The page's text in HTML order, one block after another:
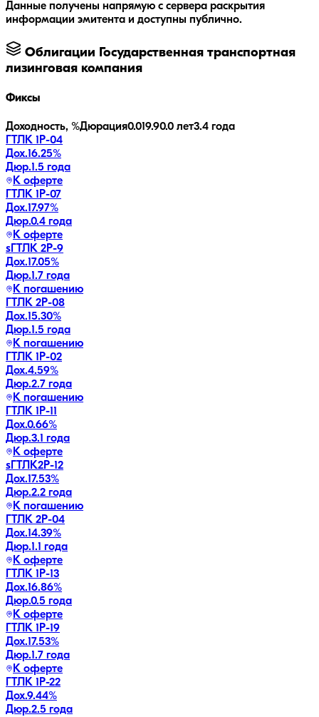
Данные получены напрямую с сервера раскрытия
информации эмитента и доступны публично.
Облигации Государственная транспортная
лизинговая компания
Фиксы
Доходность, %Дюрация0.019.90.0 лет3.4 года
ГТЛК 1P-04
Дох.16.25%
Дюр.1.5 года
К оферте
ГТЛК 1P-07
Дох.17.97%
Дюр.0.4 года
К оферте
sГТЛК 2P-9
Дох.17.05%
Дюр.1.7 года
К погашению
ГТЛК 2P-08
Дох.15.30%
Дюр.1.5 года
К погашению
ГТЛК 1P-02
Дох.4.59%
Дюр.2.7 года
К погашению
ГТЛК 1P-11
Дох.0.66%
Дюр.3.1 года
К оферте
sГТЛК2P-12
Дох.17.53%
Дюр.2.2 года
К погашению
ГТЛК 2P-04
Дох.14.39%
Дюр.1.1 года
К оферте
ГТЛК 1P-13
Дох.16.86%
Дюр.0.5 года
К оферте
ГТЛК 1P-19
Дох.17.53%
Дюр.1.7 года
К оферте
ГТЛК 1P-22
Дох.9.44%
Дюр.2.5 года